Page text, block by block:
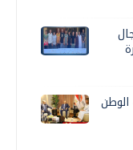
الوطن